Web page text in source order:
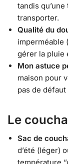
tandis
transporter.
Qualité du
imperméable
gérer la pluie
Mon astuce
maison pour
pas de
Le
Sac de
d’été (léger)